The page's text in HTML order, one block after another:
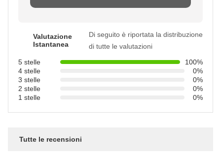
Valutazione
Istantanea
Di seguito è riportata la distribuzione
di tutte le valutazioni
5 stelle
100%
4 stelle
0%
3 stelle
0%
2 stelle
0%
1 stelle
0%
Tutte le recensioni